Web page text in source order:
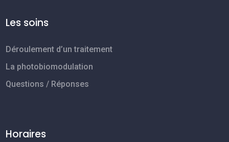
Les soins
Déroulement d’un traitement
La photobiomodulation
Questions / Réponses
Horaires